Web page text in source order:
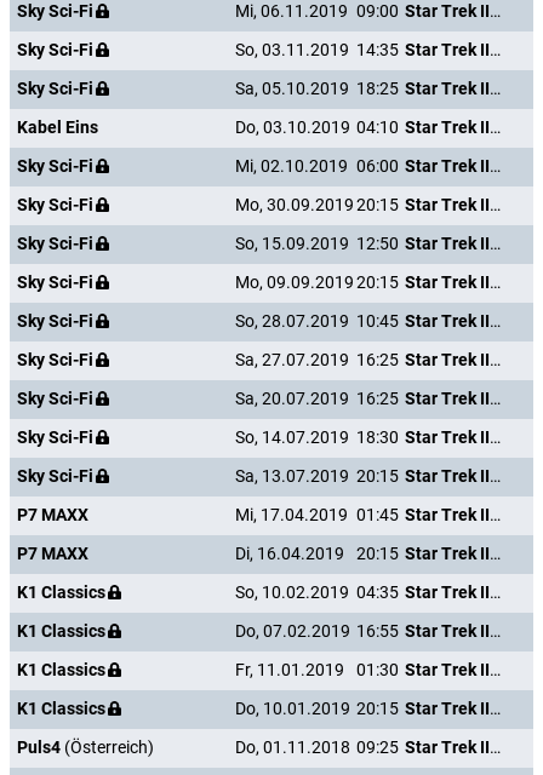
Sky Sci-Fi
Mi, 06.11.2019 09:00
Star Trek III - Auf der Suche nach Mr. Spock
Sky Sci-Fi
So, 03.11.2019 14:35
Star Trek III - Auf der Suche nach Mr. Spock
Sky Sci-Fi
Sa, 05.10.2019 18:25
Star Trek III - Auf der Suche nach Mr. Spock
Kabel Eins
Do, 03.10.2019 04:10
Star Trek III - Auf der Suche nach Mr. Spock
Sky Sci-Fi
Mi, 02.10.2019 06:00
Star Trek III - Auf der Suche nach Mr. Spock
Sky Sci-Fi
Mo, 30.09.201920:15
Star Trek III - Auf der Suche nach Mr. Spock
Sky Sci-Fi
So, 15.09.2019 12:50
Star Trek III - Auf der Suche nach Mr. Spock
Sky Sci-Fi
Mo, 09.09.201920:15
Star Trek III - Auf der Suche nach Mr. Spock
Sky Sci-Fi
So, 28.07.2019 10:45
Star Trek III - Auf der Suche nach Mr. Spock
Sky Sci-Fi
Sa, 27.07.2019 16:25
Star Trek III - Auf der Suche nach Mr. Spock
Sky Sci-Fi
Sa, 20.07.2019 16:25
Star Trek III - Auf der Suche nach Mr. Spock
Sky Sci-Fi
So, 14.07.2019 18:30
Star Trek III - Auf der Suche nach Mr. Spock
Sky Sci-Fi
Sa, 13.07.2019 20:15
Star Trek III - Auf der Suche nach Mr. Spock
P7 MAXX
Mi, 17.04.2019 01:45
Star Trek III - Auf der Suche nach Mr. Spock
P7 MAXX
Di, 16.04.2019 20:15
Star Trek III - Auf der Suche nach Mr. Spock
K1 Classics
So, 10.02.2019 04:35
Star Trek III - Auf der Suche nach Mr. Spock
K1 Classics
Do, 07.02.2019 16:55
Star Trek III - Auf der Suche nach Mr. Spock
K1 Classics
Fr, 11.01.2019 01:30
Star Trek III - Auf der Suche nach Mr. Spock
K1 Classics
Do, 10.01.2019 20:15
Star Trek III - Auf der Suche nach Mr. Spock
Puls4 (Österreich) Do, 01.11.2018 09:25
Star Trek III - Auf der Suche nach Mr. Spock